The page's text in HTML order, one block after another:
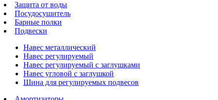
Защита от воды
Посудосушитель
Барные полки
Подвески
Навес металлический
Навес регулируемый
Навес регулируемый с заглушками
Навес угловой с заглушкой
Шина для регулируемых подвесов